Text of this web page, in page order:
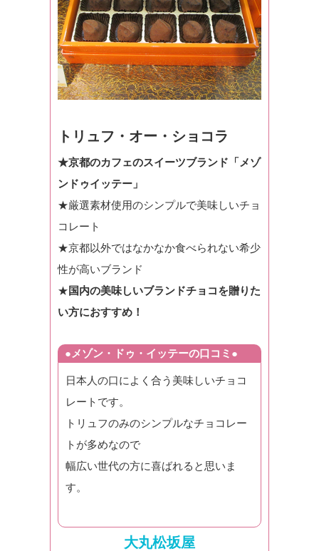
トリュフ・オー・ショコラ
★京都のカフェのスイーツブランド「メゾ
ンドゥイッテー」
★厳選素材使用のシンプルで美味しいチョ
コレート
★京都以外ではなかなか食べられない希少
性が高いブランド
★国内の美味しいブランドチョコを贈りた
い方におすすめ！
●メゾン・ドゥ・イッテーの口コミ●
日本人の口によく合う美味しいチョコ
レートです。
トリュフのみのシンプルなチョコレー
トが多めなので
幅広い世代の方に喜ばれると思いま
す。
大丸松坂屋